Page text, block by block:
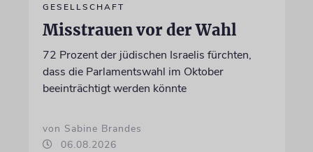
GESELLSCHAFT
Misstrauen vor der Wahl
72 Prozent der jüdischen Israelis fürchten,
dass die Parlamentswahl im Oktober
beeinträchtigt werden könnte
von Sabine Brandes
06.08.2026